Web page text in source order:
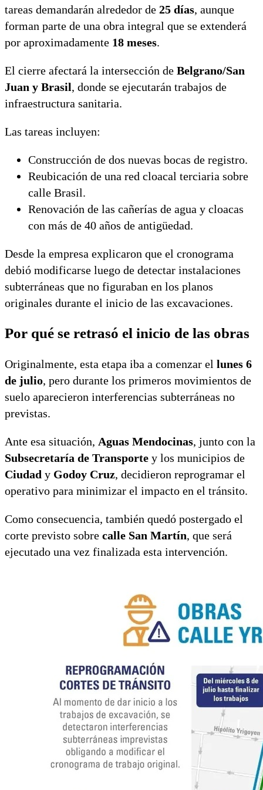
tareas demandarán alrededor de 25 días, aunque
forman parte de una obra integral que se extenderá
por aproximadamente 18 meses.
El cierre afectará la intersección de Belgrano/San
Juan y Brasil, donde se ejecutarán trabajos de
infraestructura sanitaria.
Las tareas incluyen:
Construcción de dos nuevas bocas de registro.
Reubicación de una red cloacal terciaria sobre
calle Brasil.
Renovación de las cañerías de agua y cloacas
con más de 40 años de antigüedad.
Desde la empresa explicaron que el cronograma
debió modificarse luego de detectar instalaciones
subterráneas que no figuraban en los planos
originales durante el inicio de las excavaciones.
Por qué se retrasó el inicio de las obras
Originalmente, esta etapa iba a comenzar el lunes 6
de julio, pero durante los primeros movimientos de
suelo aparecieron interferencias subterráneas no
previstas.
Ante esa situación, Aguas Mendocinas, junto con la
Subsecretaría de Transporte y los municipios de
Ciudad y Godoy Cruz, decidieron reprogramar el
operativo para minimizar el impacto en el tránsito.
Como consecuencia, también quedó postergado el
corte previsto sobre calle San Martín, que será
ejecutado una vez finalizada esta intervención.